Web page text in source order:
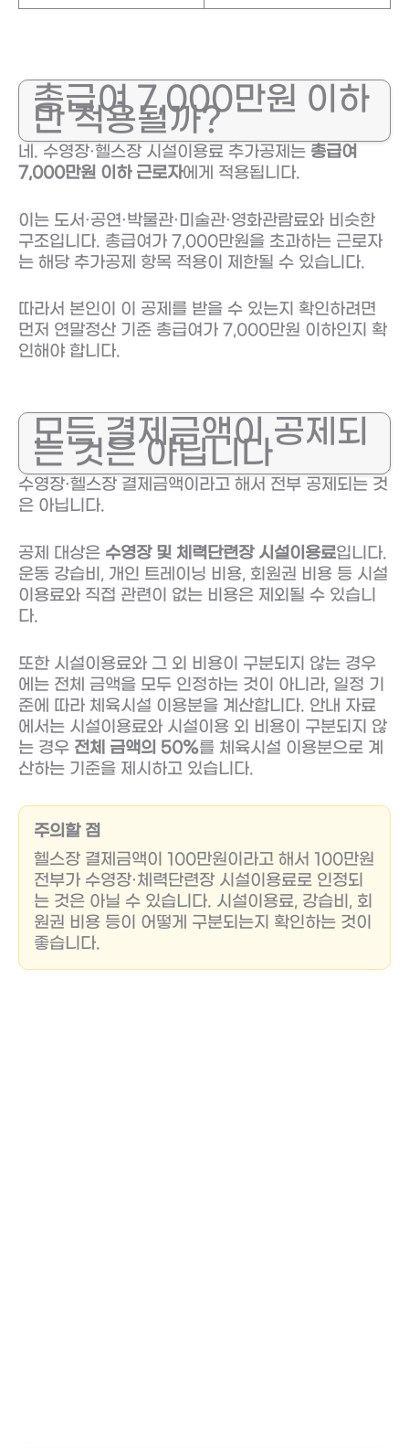
총급여 7,000만원 이하
만 적용될까?
네. 수영장·헬스장 시설이용료 추가공제는 총급여
7,000만원 이하 근로자에게 적용됩니다.
이는 도서·공연·박물관·미술관·영화관람료와 비슷한
구조입니다. 총급여가 7,000만원을 초과하는 근로자
는 해당 추가공제 항목 적용이 제한될 수 있습니다.
따라서 본인이 이 공제를 받을 수 있는지 확인하려면
먼저 연말정산 기준 총급여가 7,000만원 이하인지 확
인해야 합니다.
모든 결제금액이 공제되
는 것은 아닙니다
수영장·헬스장 결제금액이라고 해서 전부 공제되는 것
은 아닙니다.
공제 대상은 수영장 및 체력단련장 시설이용료입니다.
운동 강습비, 개인 트레이닝 비용, 회원권 비용 등 시설
이용료와 직접 관련이 없는 비용은 제외될 수 있습니
다.
또한 시설이용료와 그 외 비용이 구분되지 않는 경우
에는 전체 금액을 모두 인정하는 것이 아니라, 일정 기
준에 따라 체육시설 이용분을 계산합니다. 안내 자료
에서는 시설이용료와 시설이용 외 비용이 구분되지 않
는 경우 전체 금액의 50%를 체육시설 이용분으로 계
산하는 기준을 제시하고 있습니다.
주의할 점
헬스장 결제금액이 100만원이라고 해서 100만원
전부가 수영장·체력단련장 시설이용료로 인정되
는 것은 아닐 수 있습니다. 시설이용료, 강습비, 회
원권 비용 등이 어떻게 구분되는지 확인하는 것이
좋습니다.